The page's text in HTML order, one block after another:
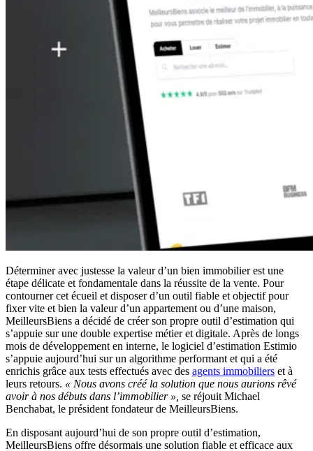
Déterminer avec justesse la valeur d’un bien immobilier est une
étape délicate et fondamentale dans la réussite de la vente. Pour
contourner cet écueil et disposer d’un outil fiable et objectif pour
fixer vite et bien la valeur d’un appartement ou d’une maison,
MeilleursBiens a décidé de créer son propre outil d’estimation qui
s’appuie sur une double expertise métier et digitale. Après de longs
mois de développement en interne, le logiciel d’estimation Estimio
s’appuie aujourd’hui sur un algorithme performant et qui a été
enrichis grâce aux tests effectués avec des agents immobiliers et à
leurs retours. « Nous avons créé la solution que nous aurions rêvé
avoir à nos débuts dans l’immobilier », se réjouit Michael
Benchabat, le président fondateur de MeilleursBiens.
En disposant aujourd’hui de son propre outil d’estimation,
MeilleursBiens offre désormais une solution fiable et efficace aux